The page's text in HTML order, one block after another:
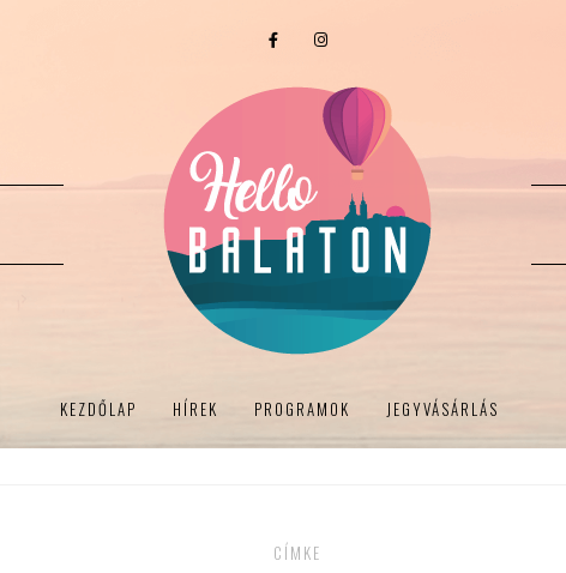
KEZDŐLAP HÍREK PROGRAMOK JEGYVÁSÁRLÁS
CÍMKE